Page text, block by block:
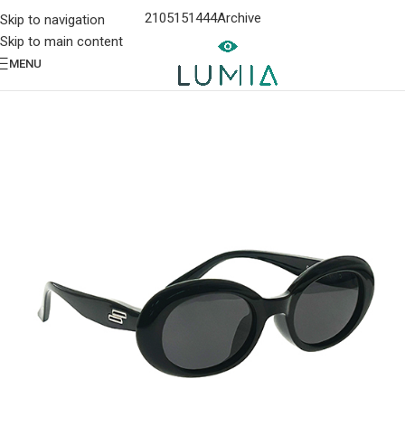
Skip to navigation
Skip to main content
2105151444Archive
MENU